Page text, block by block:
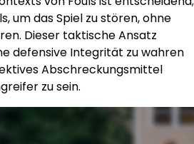
um das Spiel zu stören, ohne
Dieser taktische Ansatz
defensive Integrität zu wahren
Abschreckungsmittel
zu sein.